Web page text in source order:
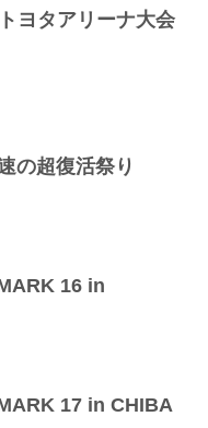
ヨタアリーナ大会
の超復活祭り
16 in
17 in CHIBA